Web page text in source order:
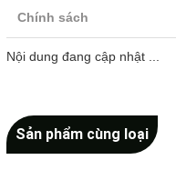
Chính sách
Nội dung đang cập nhật ...
Sản phẩm cùng loại